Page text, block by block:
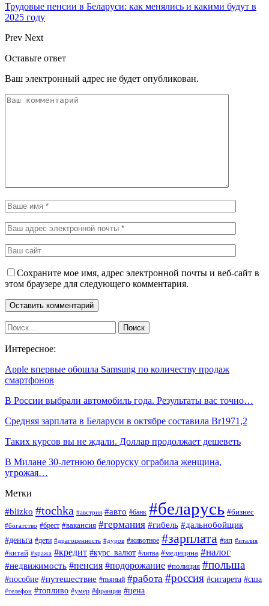
Трудовые пенсии в Беларуси: как менялись и какими будут в
2025 году
Prev Next
Оставьте ответ
Ваш электронный адрес не будет опубликован.
Сохраните мое имя, адрес электронной почты и веб-сайт в
этом браузере для следующего комментария.
Интересное:
Apple впервые обошла Samsung по количеству продаж
смартфонов
В России выбрали автомобиль года. Результаты вас точно…
Средняя зарплата в Беларуси в октябре составила Br1971,2
Таких курсов вы не ждали. Доллар продолжает дешеветь
В Милане 30-летнюю белоруску ограбила женщина,
угрожая…
Метки
#blizko #tochka #австрия #авто #банк #беларусь #бизнес
#богатство #брест #вакансия #германия #гибель #дальнобойщик
#деньга #дети #драгоценность #дуров #животное #зарплата #ип #италия
#китай #кража #кредит #курс_валют #литва #медицина #налог
#недвижимость #пенсия #подорожание #полиция #польша
#пособие #путешествие #пьяный #работа #россия #сигарета #сша
#телефон #топливо #умер #франция #цена